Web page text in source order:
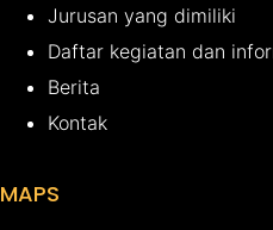
Jurusan yang dimiliki
Daftar kegiatan dan
Berita
Kontak
MAPS